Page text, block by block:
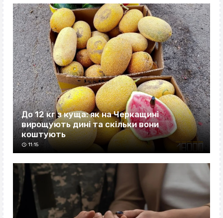
До 12 кг з куща: як на Черкащині
вирощують дині та скільки вони
коштують
11:15